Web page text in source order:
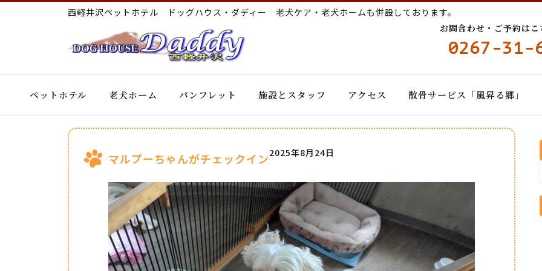
西軽井沢ペットホテル ドッグハウス・ダディー 老犬ケア・老犬ホームも併設しております。
お問合わせ・ご予約
0267-31-
ペットホテル 老犬ホーム パンフレット 施設とスタッフ アクセス 散骨サービス「風昇る郷」
マルプーちゃんがチェックイン2025年8月24日